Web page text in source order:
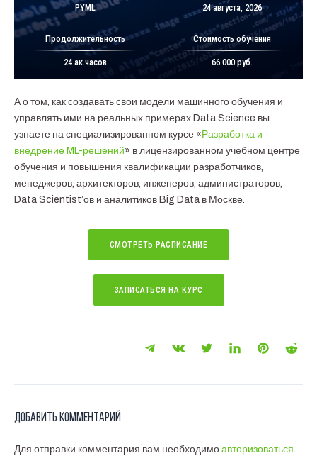
PYML 24 августа, 2026
Продолжительность
24 ак.часов
Стоимость обучения
66 000 руб.
А о том, как создавать свои модели машинного обучения и
управлять ими на реальных примерах Data Science вы
узнаете на специализированном курсе « Разработка и
внедрение ML-решений» в лицензированном учебном центре
обучения и повышения квалификации разработчиков,
менеджеров, архитекторов, инженеров, администраторов,
Data Scientist’ов и аналитиков Big Data в Москве.
СМОТРЕТЬ РАСПИСАНИЕ
ЗАПИСАТЬСЯ НА КУРС
Добавить комментарий
Для отправки комментария вам необходимо авторизоваться.